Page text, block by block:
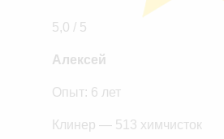
5,0 / 5
Алексей
Опыт: 6 лет
Клинер — 513 химчисток